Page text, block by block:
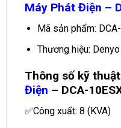
Máy Phát Điện –
Mã sản phẩm:
Thương hiệu:
Thông số kỹ
Điện – DCA-
✅Công xuất: 8 (KVA)